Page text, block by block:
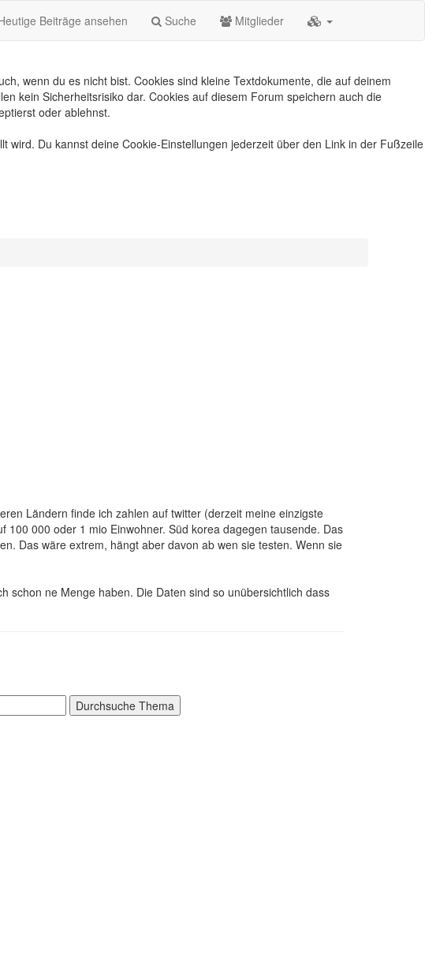
Beiträge ansehen Suche Mitglieder
wenn du es nicht bist. Cookies sind kleine Textdokumente, die auf deinem
kein Sicherheitsrisiko dar. Cookies auf diesem Forum speichern auch die
oder ablehnst.
Du kannst deine Cookie-Einstellungen jederzeit über den Link in der Fußzeile
Ländern finde ich zahlen auf twitter (derzeit meine einzigste
000 oder 1 mio Einwohner. Süd korea dagegen tausende. Das
Das wäre extrem, hängt aber davon ab wen sie testen. Wenn sie
schon ne Menge haben. Die Daten sind so unübersichtlich dass